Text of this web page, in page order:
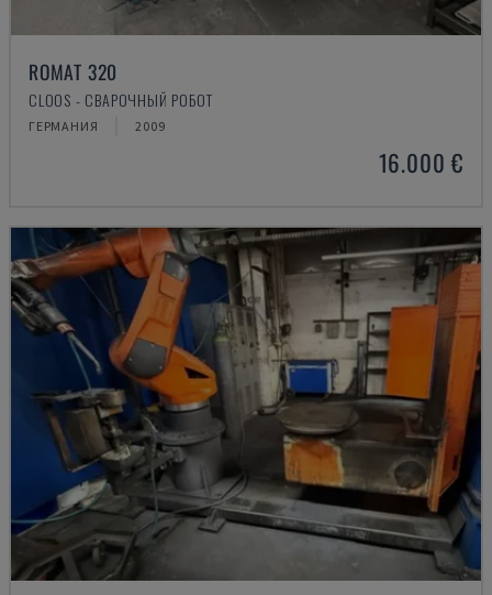
ROMAT 320
CLOOS - СВАРОЧНЫЙ РОБОТ
ГЕРМАНИЯ 2009
16.000 €